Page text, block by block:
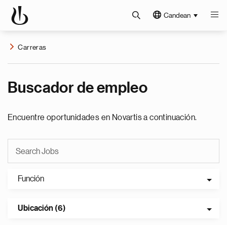
Candean
Carreras
Buscador de empleo
Encuentre oportunidades en Novartis a continuación.
Función
Ubicación (6)